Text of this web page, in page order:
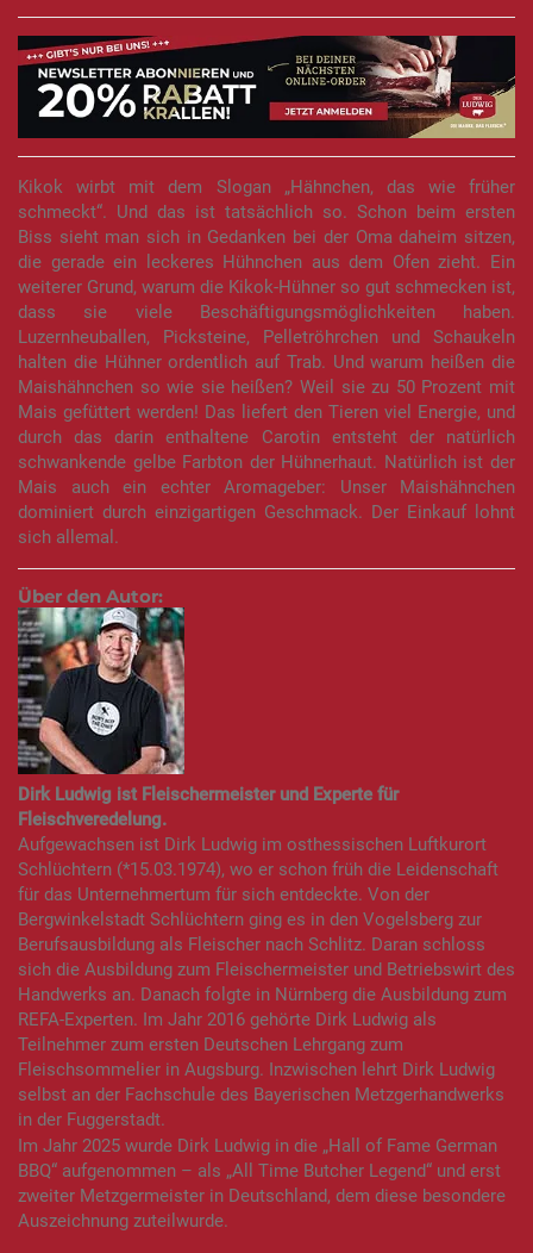
Kikok wirbt mit dem Slogan „Hähnchen, das wie früher
schmeckt“. Und das ist tatsächlich so. Schon beim ersten
Biss sieht man sich in Gedanken bei der Oma daheim sitzen,
die gerade ein leckeres Hühnchen aus dem Ofen zieht. Ein
weiterer Grund, warum die Kikok-Hühner so gut schmecken ist,
dass sie viele Beschäftigungsmöglichkeiten haben.
Luzernheuballen, Picksteine, Pelletröhrchen und Schaukeln
halten die Hühner ordentlich auf Trab. Und warum heißen die
Maishähnchen so wie sie heißen? Weil sie zu 50 Prozent mit
Mais gefüttert werden! Das liefert den Tieren viel Energie, und
durch das darin enthaltene Carotin entsteht der natürlich
schwankende gelbe Farbton der Hühnerhaut. Natürlich ist der
Mais auch ein echter Aromageber: Unser Maishähnchen
dominiert durch einzigartigen Geschmack. Der Einkauf lohnt
sich allemal.
Über den Autor:
Dirk Ludwig ist Fleischermeister und Experte für
Fleischveredelung.
Aufgewachsen ist Dirk Ludwig im osthessischen Luftkurort
Schlüchtern (*15.03.1974), wo er schon früh die Leidenschaft
für das Unternehmertum für sich entdeckte. Von der
Bergwinkelstadt Schlüchtern ging es in den Vogelsberg zur
Berufsausbildung als Fleischer nach Schlitz. Daran schloss
sich die Ausbildung zum Fleischermeister und Betriebswirt des
Handwerks an. Danach folgte in Nürnberg die Ausbildung zum
REFA-Experten. Im Jahr 2016 gehörte Dirk Ludwig als
Teilnehmer zum ersten Deutschen Lehrgang zum
Fleischsommelier in Augsburg. Inzwischen lehrt Dirk Ludwig
selbst an der Fachschule des Bayerischen Metzgerhandwerks
in der Fuggerstadt.
Im Jahr 2025 wurde Dirk Ludwig in die „Hall of Fame German
BBQ“ aufgenommen – als „All Time Butcher Legend“ und erst
zweiter Metzgermeister in Deutschland, dem diese besondere
Auszeichnung zuteilwurde.